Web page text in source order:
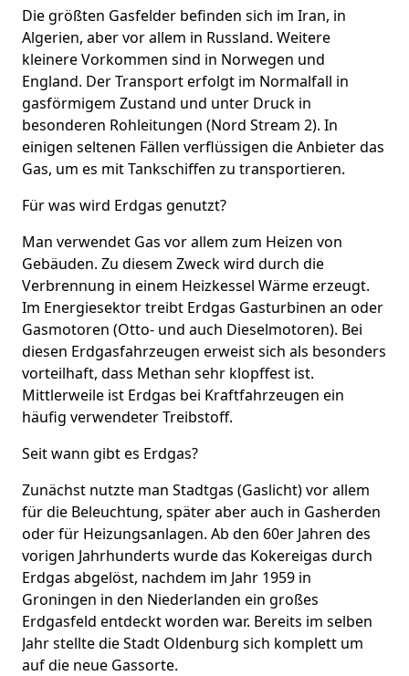
Die größten Gasfelder befinden sich im Iran, in
Algerien, aber vor allem in Russland. Weitere
kleinere Vorkommen sind in Norwegen und
England. Der Transport erfolgt im Normalfall in
gasförmigem Zustand und unter Druck in
besonderen Rohleitungen (Nord Stream 2). In
einigen seltenen Fällen verflüssigen die Anbieter das
Gas, um es mit Tankschiffen zu transportieren.
Für was wird Erdgas genutzt?
Man verwendet Gas vor allem zum Heizen von
Gebäuden. Zu diesem Zweck wird durch die
Verbrennung in einem Heizkessel Wärme erzeugt.
Im Energiesektor treibt Erdgas Gasturbinen an oder
Gasmotoren (Otto- und auch Dieselmotoren). Bei
diesen Erdgasfahrzeugen erweist sich als besonders
vorteilhaft, dass Methan sehr klopffest ist.
Mittlerweile ist Erdgas bei Kraftfahrzeugen ein
häufig verwendeter Treibstoff.
Seit wann gibt es Erdgas?
Zunächst nutzte man Stadtgas (Gaslicht) vor allem
für die Beleuchtung, später aber auch in Gasherden
oder für Heizungsanlagen. Ab den 60er Jahren des
vorigen Jahrhunderts wurde das Kokereigas durch
Erdgas abgelöst, nachdem im Jahr 1959 in
Groningen in den Niederlanden ein großes
Erdgasfeld entdeckt worden war. Bereits im selben
Jahr stellte die Stadt Oldenburg sich komplett um
auf die neue Gassorte.